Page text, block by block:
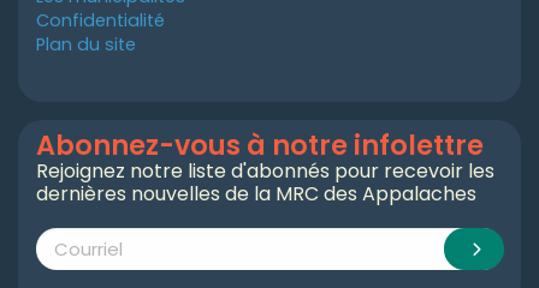
Confidentialité
Plan du site
Abonnez-vous à notre infolettre
Rejoignez notre liste d'abonnés pour recevoir les
dernières nouvelles de la MRC des Appalaches